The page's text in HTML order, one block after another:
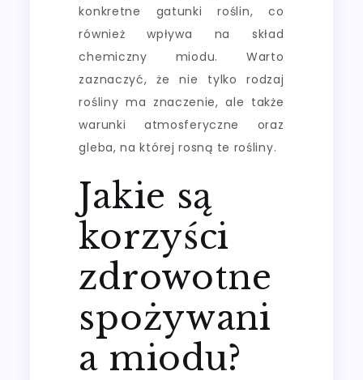
konkretne gatunki roślin, co
również wpływa na skład
chemiczny miodu. Warto
zaznaczyć, że nie tylko rodzaj
rośliny ma znaczenie, ale także
warunki atmosferyczne oraz
gleba, na której rosną te rośliny.
Jakie są
korzyści
zdrowotne
spożywani
a miodu?